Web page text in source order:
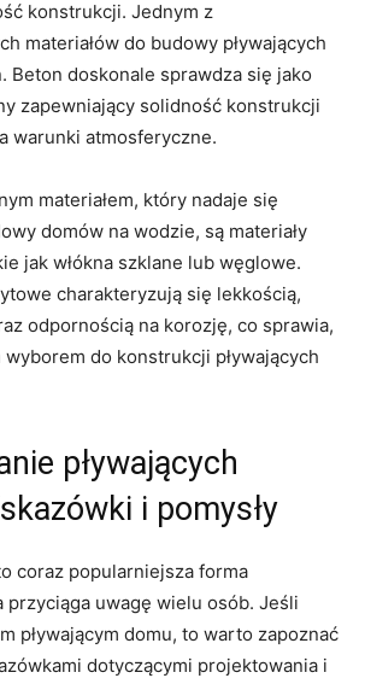
konstrukcji. Jednym z
materiałów do budowy ⁣pływających
Beton doskonale sprawdza się jako
zapewniający solidność konstrukcji
​warunki atmosferyczne.
materiałem, który nadaje się
domów na wodzie, są materiały
⁣jak włókna ‍szklane lub ⁤węglowe.
charakteryzują się lekkością,
odpornością na korozję, co sprawia,
wyborem do konstrukcji pływających
pływających
i pomysły
coraz popularniejsza forma
przyciąga uwagę wielu osób. Jeśli
​pływającym⁣ domu, to warto zapoznać⁢
dotyczącymi projektowania i